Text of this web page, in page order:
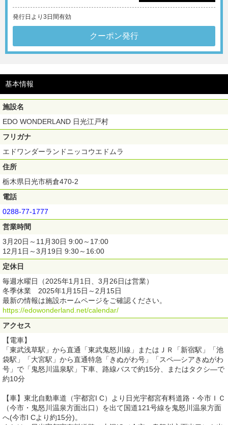
発行日より3日間有効
クーポン発行
基本情報
施設名
EDO WONDERLAND 日光江戸村
フリガナ
エドワンダーランドニッコウエドムラ
住所
栃木県日光市柄倉470-2
電話
0288-77-1777
営業時間
3月20日～11月30日 9:00～17:00
12月1日～3月19日 9:30～16:00
定休日
毎週水曜日（2025年1月1日、3月26日は営業）
冬季休業 2025年1月15日～2月15日
最新の情報は施設ホームページをご確認ください。
https://edowonderland.net/calendar/
アクセス
【電車】
「東武浅草駅」から直通「東武鬼怒川線」またはＪＲ「新宿駅」「池
袋駅」「大宮駅」から直通特急「きぬがわ号」「スペ―シアきぬがわ
号」で「鬼怒川温泉駅」下車、路線バスで約15分、またはタクシ―で
約10分
【車】東北自動車道（宇都宮I C）より日光宇都宮有料道路・今市ＩＣ
（今市・鬼怒川温泉方面出口）を出て国道121号線を鬼怒川温泉方面
へ(今市I Cより約15分)。